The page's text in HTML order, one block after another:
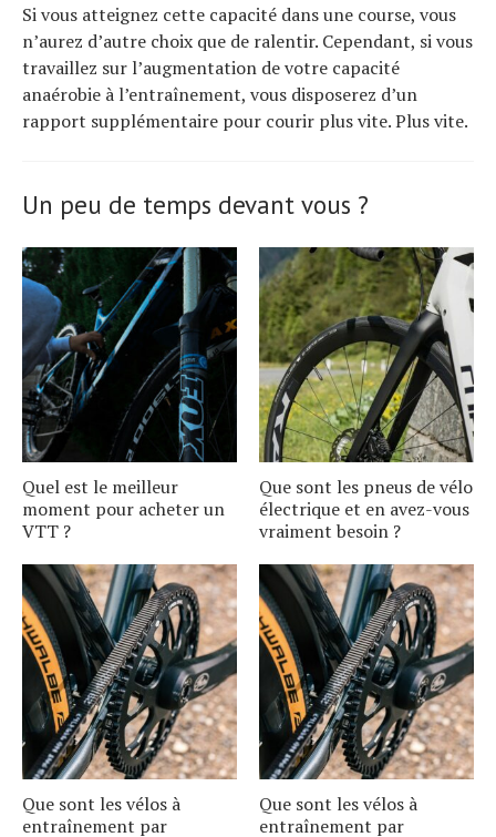
Si vous atteignez cette capacité dans une course, vous
n’aurez d’autre choix que de ralentir. Cependant, si vous
travaillez sur l’augmentation de votre capacité
anaérobie à l’entraînement, vous disposerez d’un
rapport supplémentaire pour courir plus vite. Plus vite.
Un peu de temps devant vous ?
Quel est le meilleur
moment pour acheter un
VTT ?
Que sont les pneus de vélo
électrique et en avez-vous
vraiment besoin ?
Que sont les vélos à
entraînement par
Que sont les vélos à
entraînement par